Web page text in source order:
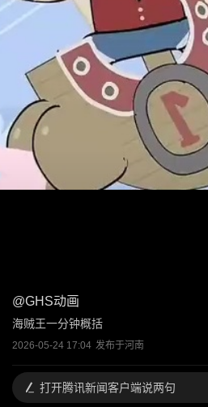
@GHS动画
海贼王一分钟概括
2026-05-24 17:04 发布于河南
打开腾讯新闻客户端说两句